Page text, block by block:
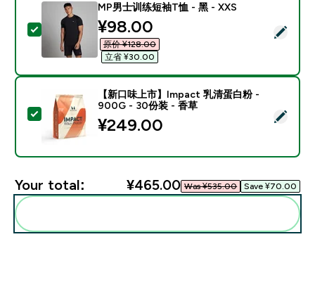
Select this product - MP男士训练短袖T恤 - 黑 - XXS
MP男士训练短袖T恤 - 黑 - XXS
discounted price
¥98.00‎
原价 ¥128.00‎
立省 ¥30.00‎
Select this product - 【新口味上市】Impact 乳清蛋
【新口味上市】Impact 乳清蛋白粉 -
900G - 30份装 - 香草
¥249.00‎
Your total: ¥465.00‎ Was ¥535.00‎ Save ¥70.00‎